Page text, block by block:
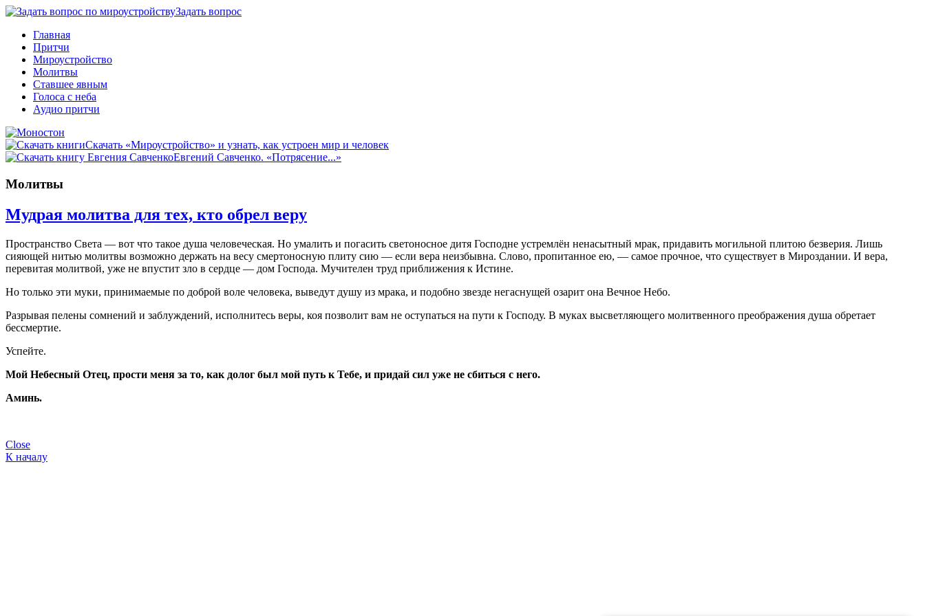
Задать вопрос
Главная
Притчи
Мироустройство
Молитвы
Ставшее явным
Голоса с неба
Аудио притчи
Скачать «Мироустройство» и узнать, как устроен мир и человек
Евгений Савченко. «Потрясение...»
Молитвы
Мудрая молитва для тех, кто обрел веру
Пространство Света — вот что такое душа человеческая. Но умалить и погасить светоносное дитя Господне устремлён ненасытный мрак, придавить могильной плитою безверия. Лишь
сияющей нитью молитвы возможно держать на весу смертоносную плиту сию — если вера неизбывна. Слово, пропитанное ею, — самое прочное, что существует в Мироздании. И вера,
перевитая молитвой, уже не впустит зло в сердце — дом Господа. Мучителен труд приближения к Истине.
Но только эти муки, принимаемые по доброй воле человека, выведут душу из мрака, и подобно звезде негаснущей озарит она Вечное Небо.
Разрывая пелены сомнений и заблуждений, исполнитесь веры, коя позволит вам не оступаться на пути к Господу. В муках высветляющего молитвенного преображения душа обретает
бессмертие.
Успейте.
Мой Небесный Отец, прости меня за то, как долог был мой путь к Тебе, и придай сил уже не сбиться с него.
Аминь.
Close
К началу